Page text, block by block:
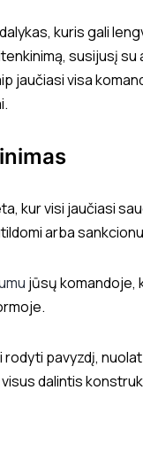
kuris gali
susijusį
jaučiasi visa
kur visi jaučiasi
arba
jūsų komandoje,
pavyzdį,
dalintis